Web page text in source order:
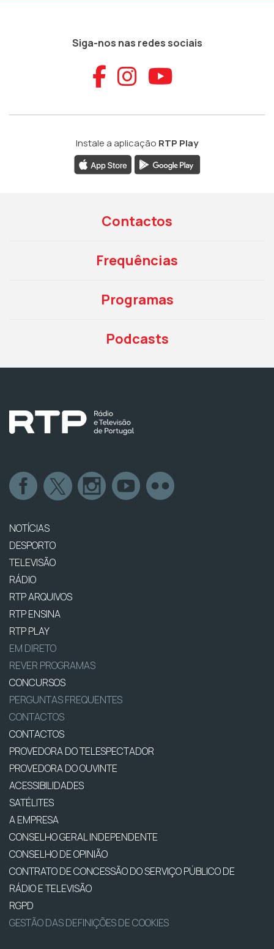
Siga-nos nas redes sociais
Aceder ao
Aceder ao
Aceder
Instale a aplicação RTP Play
Contactos
Frequências
Programas
Podcasts
NOTÍCIAS
DESPORTO
TELEVISÃO
RÁDIO
RTP ARQUIVOS
RTP ENSINA
RTP PLAY
EM DIRETO
REVER PROGRAMAS
CONCURSOS
PERGUNTAS FREQUENTES
CONTACTOS
CONTACTOS
PROVEDORA DO TELESPECTADOR
PROVEDORA DO OUVINTE
ACESSIBILIDADES
SATÉLITES
A EMPRESA
CONSELHO GERAL INDEPENDENTE
CONSELHO DE OPINIÃO
CONTRATO DE CONCESSÃO DO SERVIÇO PÚBLICO DE
RÁDIO E TELEVISÃO
RGPD
GESTÃO DAS DEFINIÇÕES DE COOKIES